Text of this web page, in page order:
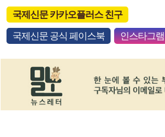
국제신문 카카오플러스 친구
국제신문 공식 페이스북 인스타그램